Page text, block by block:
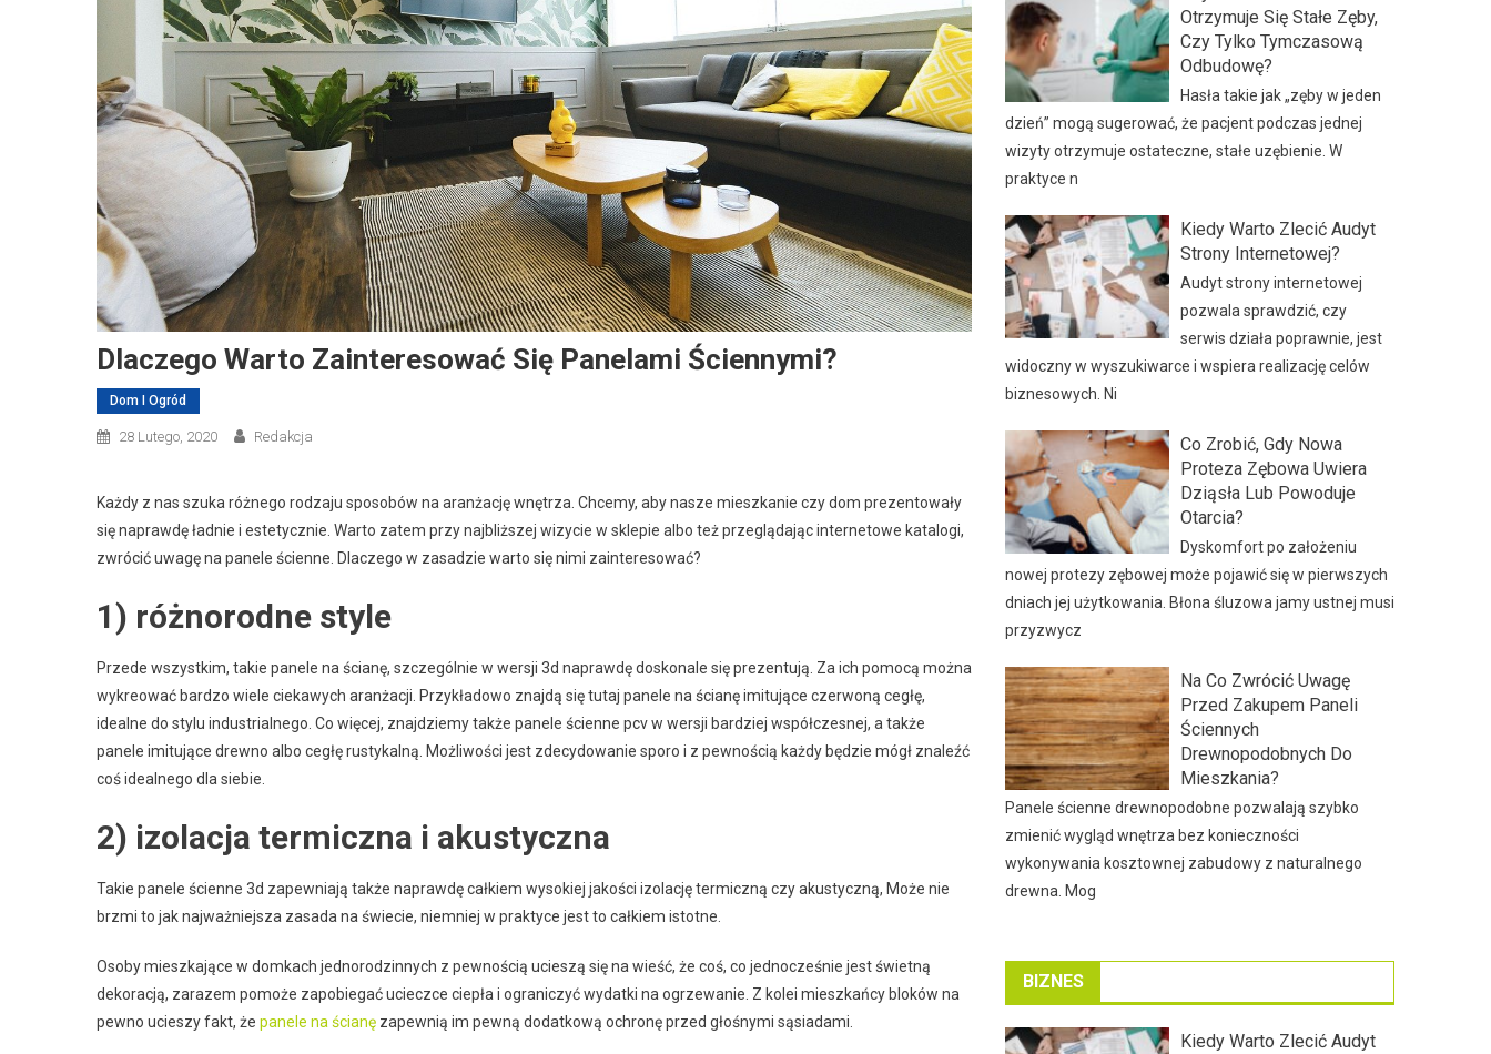
Dlaczego Warto Zainteresować Się Panelami Ściennymi?
Dom I Ogród
28 Lutego, 2020 Redakcja
Każdy z nas szuka różnego rodzaju sposobów na aranżację wnętrza. Chcemy, aby nasze mieszkanie czy dom prezentowały
się naprawdę ładnie i estetycznie. Warto zatem przy najbliższej wizycie w sklepie albo też przeglądając internetowe katalogi,
zwrócić uwagę na panele ścienne. Dlaczego w zasadzie warto się nimi zainteresować?
1) różnorodne style
Przede wszystkim, takie panele na ścianę, szczególnie w wersji 3d naprawdę doskonale się prezentują. Za ich pomocą można
wykreować bardzo wiele ciekawych aranżacji. Przykładowo znajdą się tutaj panele na ścianę imitujące czerwoną cegłę,
idealne do stylu industrialnego. Co więcej, znajdziemy także panele ścienne pcv w wersji bardziej współczesnej, a także
panele imitujące drewno albo cegłę rustykalną. Możliwości jest zdecydowanie sporo i z pewnością każdy będzie mógł znaleźć
coś idealnego dla siebie.
2) izolacja termiczna i akustyczna
Takie panele ścienne 3d zapewniają także naprawdę całkiem wysokiej jakości izolację termiczną czy akustyczną, Może nie
brzmi to jak najważniejsza zasada na świecie, niemniej w praktyce jest to całkiem istotne.
Osoby mieszkające w domkach jednorodzinnych z pewnością ucieszą się na wieść, że coś, co jednocześnie jest świetną
dekoracją, zarazem pomoże zapobiegać ucieczce ciepła i ograniczyć wydatki na ogrzewanie. Z kolei mieszkańcy bloków na
pewno ucieszy fakt, że panele na ścianę zapewnią im pewną dodatkową ochronę przed głośnymi sąsiadami.
Otrzymuje Się Stałe Zęby,
Czy Tylko Tymczasową
Odbudowę?
Hasła takie jak „zęby w jeden
dzień” mogą sugerować, że pacjent podczas jednej
wizyty otrzymuje ostateczne, stałe uzębienie. W
praktyce n
Kiedy Warto Zlecić Audyt
Strony Internetowej?
Audyt strony internetowej
pozwala sprawdzić, czy
serwis działa poprawnie, jest
widoczny w wyszukiwarce i wspiera realizację celów
biznesowych. Ni
Co Zrobić, Gdy Nowa
Proteza Zębowa Uwiera
Dziąsła Lub Powoduje
Otarcia?
Dyskomfort po założeniu
nowej protezy zębowej może pojawić się w pierwszych
dniach jej użytkowania. Błona śluzowa jamy ustnej musi
przyzwycz
Na Co Zwrócić Uwagę
Przed Zakupem Paneli
Ściennych
Drewnopodobnych Do
Mieszkania?
Panele ścienne drewnopodobne pozwalają szybko
zmienić wygląd wnętrza bez konieczności
wykonywania kosztownej zabudowy z naturalnego
drewna. Mog
BIZNES
Kiedy Warto Zlecić Audyt